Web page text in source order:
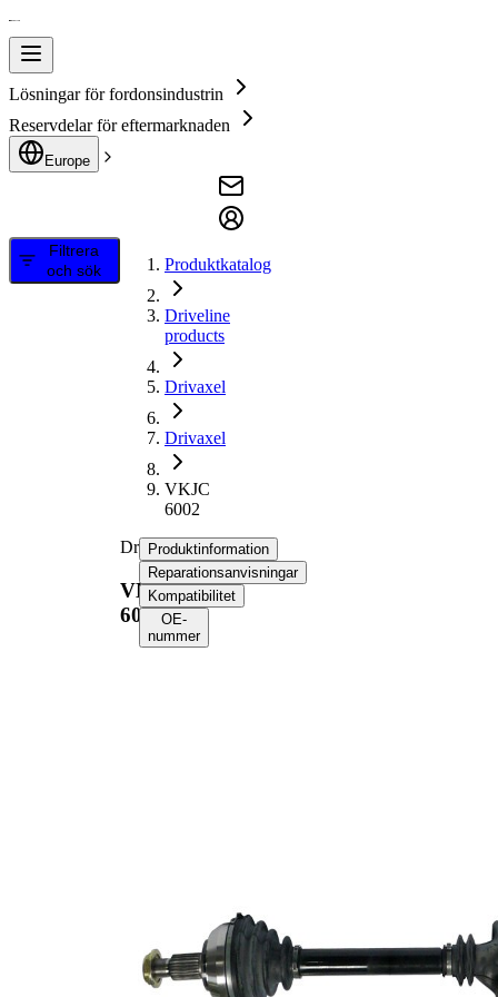
Lösningar för fordonsindustrin
Reservdelar för eftermarknaden
Europe
Filtrera
och sök
Produktkatalog
Driveline
products
Drivaxel
Drivaxel
VKJC
6002
Drivaxel
VKJC
6002
Produktinformation
Reparationsanvisningar
Kompatibilitet
OE-
nummer
Jointwith8balls
Ny del
Leddiameter hjulsida
84 mm